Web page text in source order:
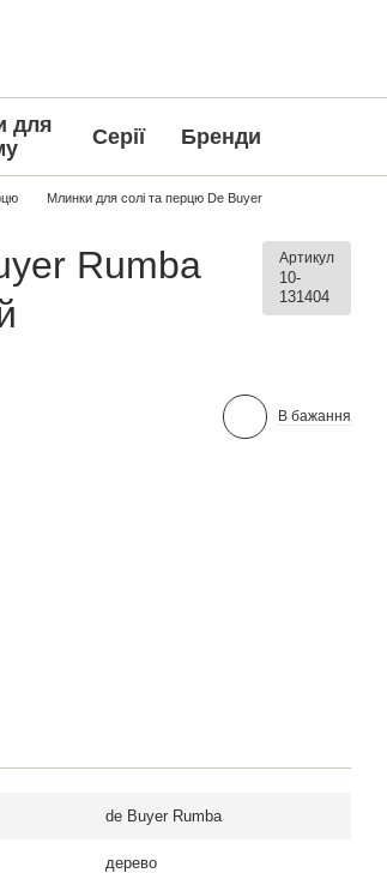
для
Серії Бренди
Млинки для солі та перцю De Buyer
Rumba
Артикул
10-
131404
В бажання
de Buyer Rumba
дерево